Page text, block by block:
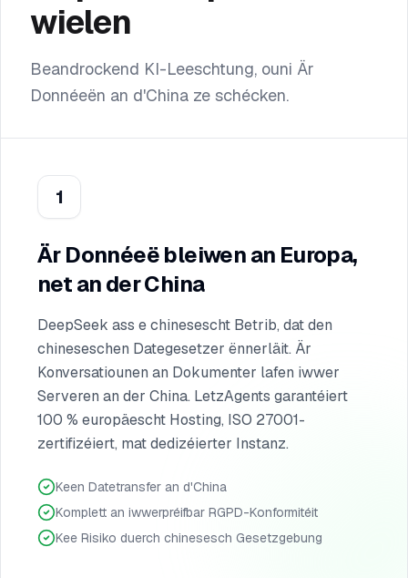
wielen
Beandrockend KI-Leeschtung, ouni Är
Donnéeën an d'China ze schécken.
1
Är Donnéeë bleiwen an Europa,
net an der China
DeepSeek ass e chinesescht Betrib, dat den
chineseschen Dategesetzer ënnerläit. Är
Konversatiounen an Dokumenter lafen iwwer
Serveren an der China. LetzAgents garantéiert
100 % europäescht Hosting, ISO 27001-
zertifizéiert, mat dedizéierter Instanz.
Keen Datetransfer an d'China
Komplett an iwwerpréifbar RGPD-Konformitéit
Kee Risiko duerch chinesesch Gesetzgebung